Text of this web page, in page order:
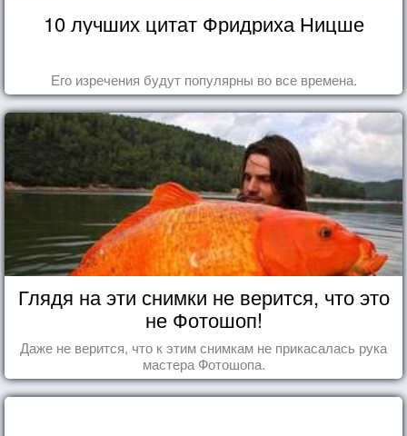
10 лучших цитат Фридриха Ницше
Его изречения будут популярны во все времена.
Глядя на эти снимки не верится, что это
не Фотошоп!
Даже не верится, что к этим снимкам не прикасалась рука
мастера Фотошопа.